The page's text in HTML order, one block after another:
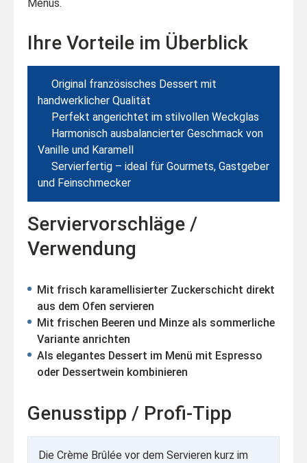
Menüs.
Ihre Vorteile im Überblick
Original französisches Dessert mit
handwerklicher Qualität
Perfekt angerichtet im stilvollen Weckglas
Harmonisch ausbalancierter Geschmack von
Vanille und Karamell
Servierfertig – ideal für Gourmets, Gastgeber
und Feinschmecker
Serviervorschläge /
Verwendung
Mit frisch karamellisierter Zuckerschicht direkt
aus dem Ofen servieren
Mit frischen Beeren und Minze als sommerliche
Variante anrichten
Als elegantes Dessert im Menü mit Espresso
oder Dessertwein kombinieren
Genusstipp / Profi-Tipp
Die Crème Brûlée vor dem Servieren kurz im